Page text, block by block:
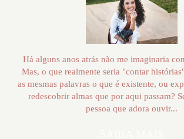
Há alguns anos atrás não me imaginaria
Mas, o que realmente seria "contar
as mesmas palavras o que é existente, ou
redescobrir almas que por aqui passam?
pessoa que adora ouvir...